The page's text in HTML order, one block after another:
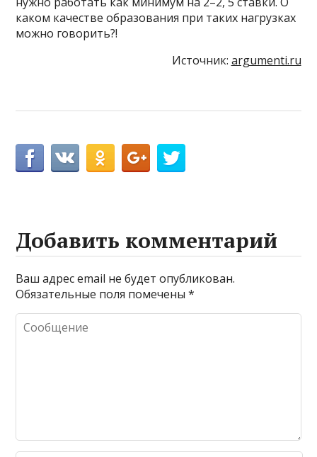
каком качестве образования при таких нагрузках
можно говорить?!
Источник: argumenti.ru
Добавить комментарий
Ваш адрес email не будет опубликован.
Обязательные поля помечены*